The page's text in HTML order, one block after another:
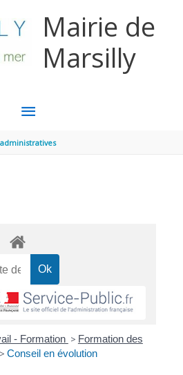
Mairie de
Marsilly
MENU
PRINCIPAL
- Formation > Formation des
> Conseil en évolution